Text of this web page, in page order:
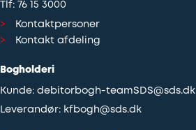
Se
alle
her
Tlf: 76 15 3000
Kontaktpersoner
Kontakt afdeling
Bogholderi
Kunde: debitorbogh-teamSDS@sds.dk
Leverandør: kfbogh@sds.dk